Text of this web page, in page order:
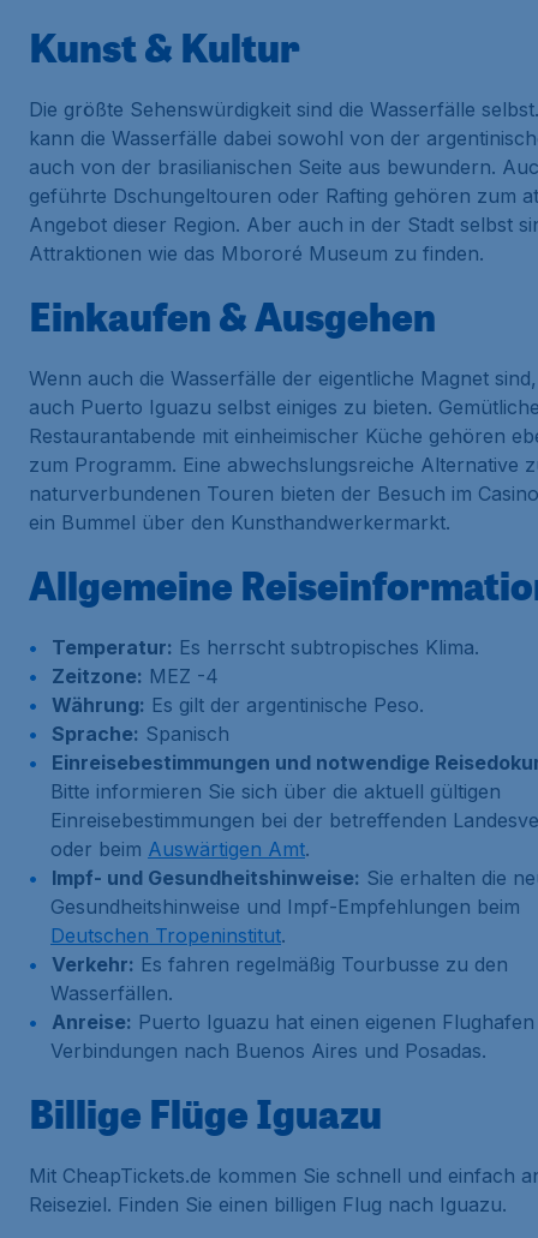
Kunst & Kultur
Die größte Sehenswürdigkeit sind die Wasserfälle
kann die Wasserfälle dabei sowohl von der
auch von der brasilianischen Seite aus bewundern.
geführte Dschungeltouren oder Rafting gehören zum
Angebot dieser Region. Aber auch in der Stadt selbst
Attraktionen wie das Mbororé Museum zu finden.
Einkaufen & Ausgehen
Wenn auch die Wasserfälle der eigentliche Magnet
auch Puerto Iguazu selbst einiges zu bieten.
Restaurantabende mit einheimischer Küche gehören
zum Programm. Eine abwechslungsreiche Alternative
naturverbundenen Touren bieten der Besuch im
ein Bummel über den Kunsthandwerkermarkt.
Allgemeine
Temperatur: Es herrscht subtropisches Klima.
Zeitzone: MEZ -4
Währung: Es gilt der argentinische Peso.
Sprache: Spanisch
Einreisebestimmungen und notwendige
Bitte informieren Sie sich über die aktuell gültigen
Einreisebestimmungen bei der betreffenden
oder beim Auswärtigen Amt.
Impf- und Gesundheitshinweise: Sie erhalten die
Gesundheitshinweise und Impf-Empfehlungen beim
Deutschen Tropeninstitut.
Verkehr: Es fahren regelmäßig Tourbusse zu den
Wasserfällen.
Anreise: Puerto Iguazu hat einen eigenen
Verbindungen nach Buenos Aires und Posadas.
Billige Flüge Iguazu
Mit CheapTickets.de kommen Sie schnell und einfach
Reiseziel. Finden Sie einen billigen Flug nach Iguazu.